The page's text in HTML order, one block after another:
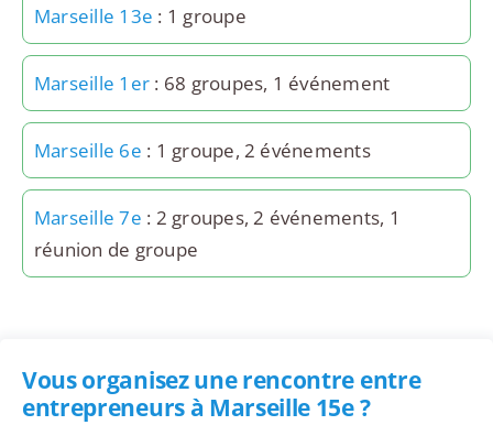
Marseille 13e : 1 groupe
Marseille 1er : 68 groupes, 1 événement
Marseille 6e : 1 groupe, 2 événements
Marseille 7e : 2 groupes, 2 événements, 1
réunion de groupe
Vous organisez une rencontre entre
entrepreneurs à Marseille 15e ?